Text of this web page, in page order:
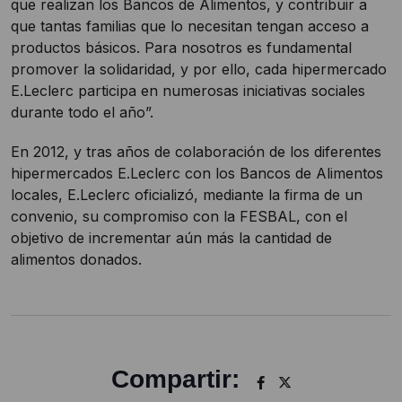
que realizan los Bancos de Alimentos, y contribuir a
que tantas familias que lo necesitan tengan acceso a
productos básicos. Para nosotros es fundamental
promover la solidaridad, y por ello, cada hipermercado
E.Leclerc participa en numerosas iniciativas sociales
durante todo el año”.
En 2012, y tras años de colaboración de los diferentes
hipermercados E.Leclerc con los Bancos de Alimentos
locales, E.Leclerc oficializó, mediante la firma de un
convenio, su compromiso con la FESBAL, con el
objetivo de incrementar aún más la cantidad de
alimentos donados.
Compartir: